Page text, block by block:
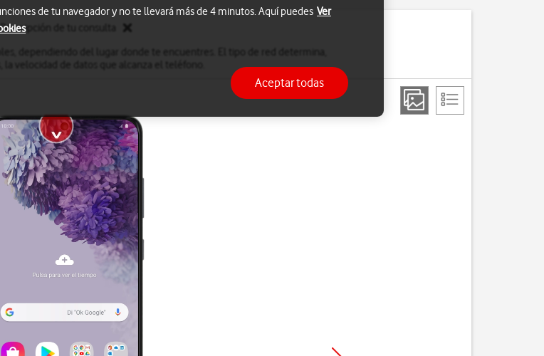
Descripción de tu consulta
de tu navegador y no te llevará más de 4 minutos. Aquí puedes Ver
Aceptar todas